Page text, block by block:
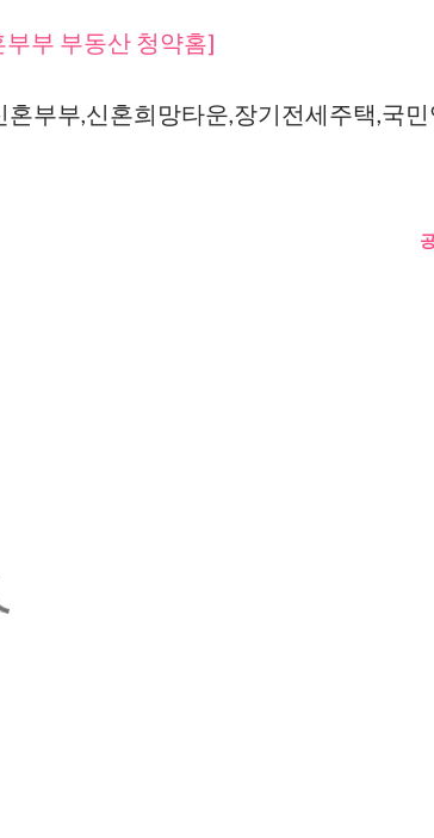
부 부동산 청약홈]
부부,신혼희망타운,장기전세주택,국